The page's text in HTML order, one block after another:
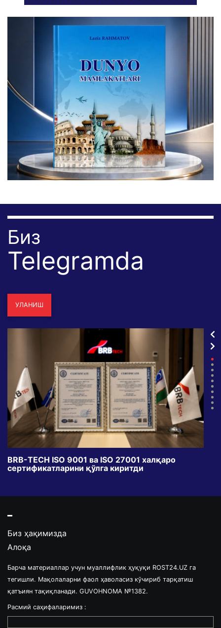
Биз
Telegramda
УЛАНИШ
BRB-TECH ISO 9001 ва ISO 27001 халқаро
сертификатларини қўлга киритди
Биз ҳақимизда
Алоқа
Барча материаллар учун муаллифлик ҳуқуқи ROST24.UZ га
тегишли. Мақолаларни фаол ҳаволасиз кўчириб тарқатиш
қатъиян тақиқланади. GUVOHNOMA №1382.
Расмий саҳифаларимиз :